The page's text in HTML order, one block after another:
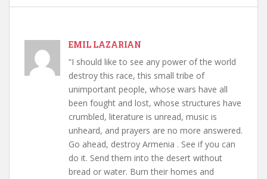
EMIL LAZARIAN
“I should like to see any power of the world
destroy this race, this small tribe of
unimportant people, whose wars have all
been fought and lost, whose structures have
crumbled, literature is unread, music is
unheard, and prayers are no more answered.
Go ahead, destroy Armenia . See if you can
do it. Send them into the desert without
bread or water. Burn their homes and